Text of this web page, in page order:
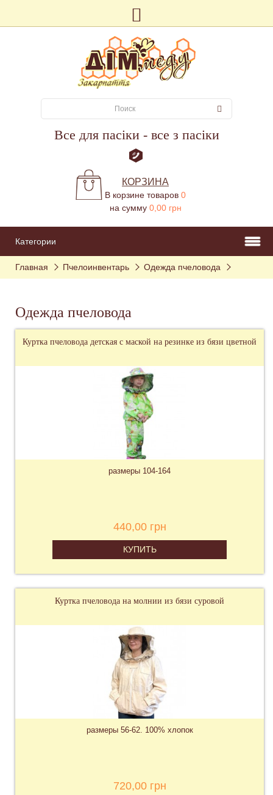
Все для пасіки - все з пасіки
КОРЗИНА
В корзине товаров 0
на сумму 0,00 грн
Категории
Главная Пчелоинвентарь Одежда пчеловода
Одежда пчеловода
Куртка пчеловода детская с маской на резинке из бязи цветной
размеры 104-164
440,00 грн
КУПИТЬ
Куртка пчеловода на молнии из бязи суровой
размеры 56-62. 100% хлопок
720,00 грн